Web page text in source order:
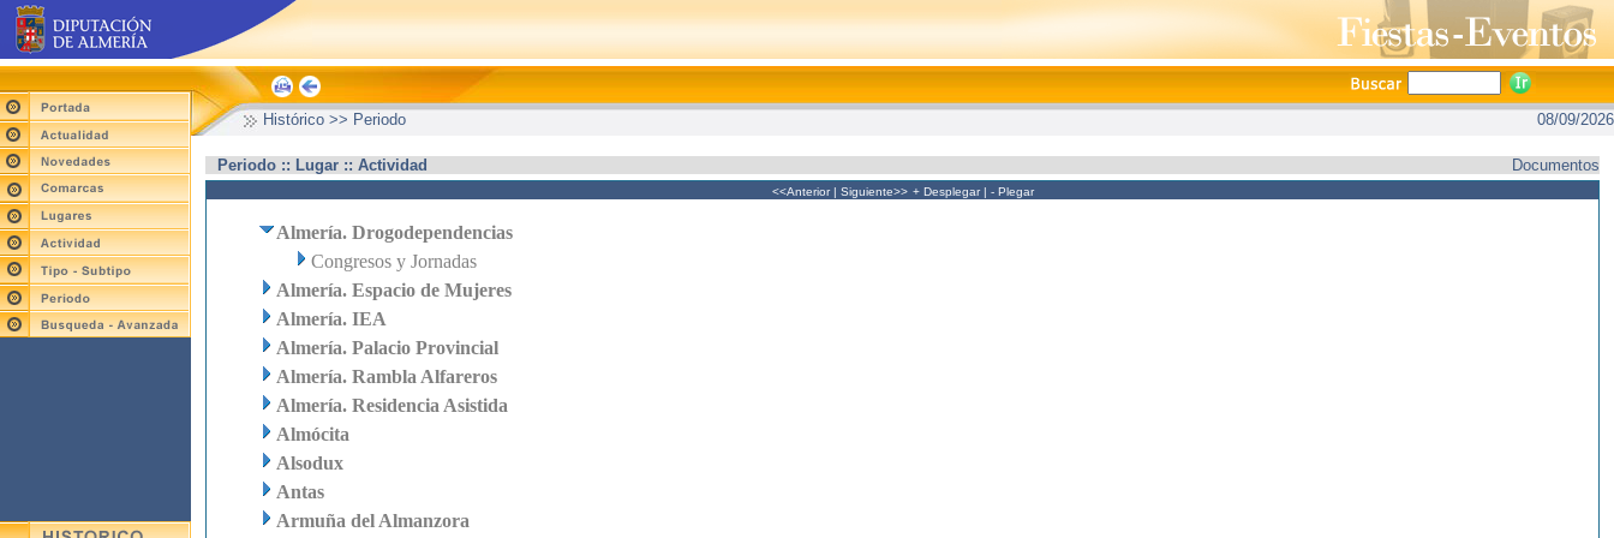
Histórico >> Periodo 08/09/2026
Periodo :: Lugar :: Actividad Documentos
<<Anterior| Siguiente>> + Desplegar| - Plegar
Almería. Drogodependencias
Congresos y Jornadas
Almería. Espacio de Mujeres
Almería. IEA
Almería. Palacio Provincial
Almería. Rambla Alfareros
Almería. Residencia Asistida
Almócita
Alsodux
Antas
Armuña del Almanzora